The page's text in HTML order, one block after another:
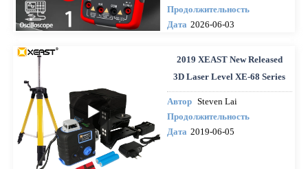
Продолжительность
Дата 2026-06-03
2019 XEAST New Released
3D Laser Level XE-68 Series
Автор Steven Lai
Продолжительность
Дата 2019-06-05